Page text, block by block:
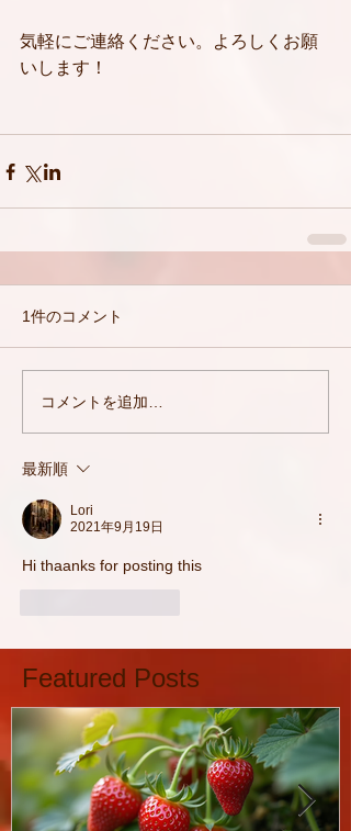
気軽にご連絡ください。よろしくお願
いします！
1件のコメント
コメントを追加…
最新順
Lori
2021年9月19日
Hi thaanks for posting this
Featured Posts